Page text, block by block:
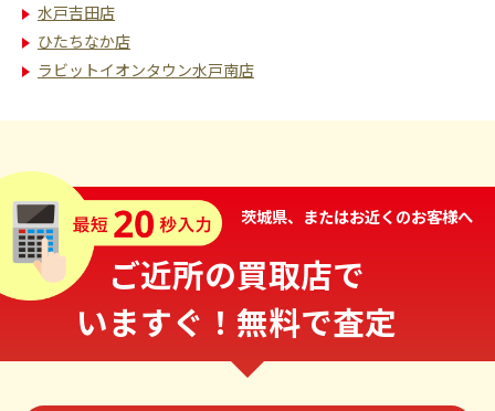
水戸吉田店
ひたちなか店
ラビットイオンタウン水戸南店
茨城県、またはお近くのお客様へ
ご近所の買取店で
いますぐ！無料で査定